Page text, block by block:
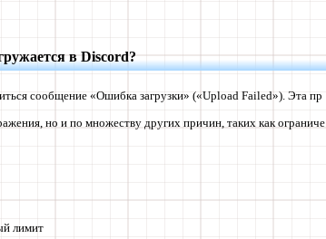
в Discord?
сообщение «Ошибка загрузки» («Upload Failed»). Эта пр
но и по множеству других причин, таких как ограниче
лимит